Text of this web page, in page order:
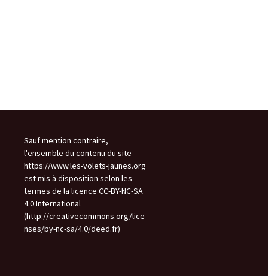
Sauf mention contraire,
l'ensemble du contenu du site
https://www.les-volets-jaunes.org
est mis à disposition selon les
termes de la licence CC-BY-NC-SA
4.0 International
(http://creativecommons.org/lice
nses/by-nc-sa/4.0/deed.fr)